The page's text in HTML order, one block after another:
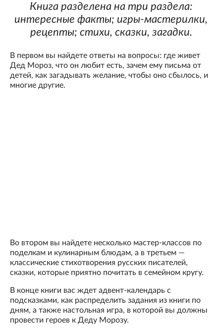
Книга разделена на три раздела:
интересные факты; игры-мастерилки,
рецепты; стихи, сказки, загадки.
В первом вы найдете ответы на вопросы: где живет
Дед Мороз, что он любит есть, зачем ему письма от
детей, как загадывать желание, чтобы оно сбылось, и
многие другие.
Во втором вы найдете несколько мастер-классов по
поделкам и кулинарным блюдам, а в третьем —
классические стихотворения русских писателей,
сказки, которые приятно почитать в семейном кругу.
В конце книги вас ждет адвент-календарь с
подсказками, как распределить задания из книги по
дням, а также настольная игра, в которой вы должны
провести героев к Деду Морозу.